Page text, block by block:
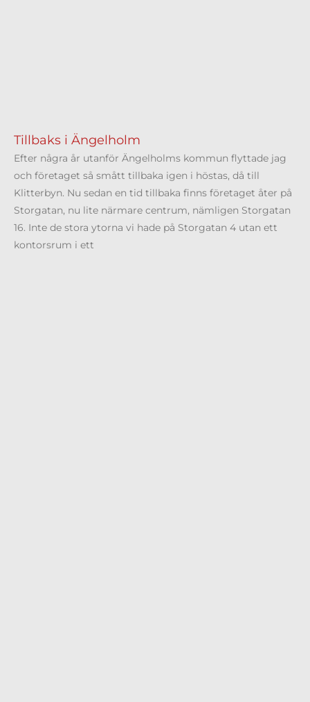
Tillbaks i Ängelholm
Efter några år utanför Ängelholms kommun flyttade jag
och företaget så smått tillbaka igen i höstas, då till
Klitterbyn. Nu sedan en tid tillbaka finns företaget åter på
Storgatan, nu lite närmare centrum, nämligen Storgatan
16. Inte de stora ytorna vi hade på Storgatan 4 utan ett
kontorsrum i ett